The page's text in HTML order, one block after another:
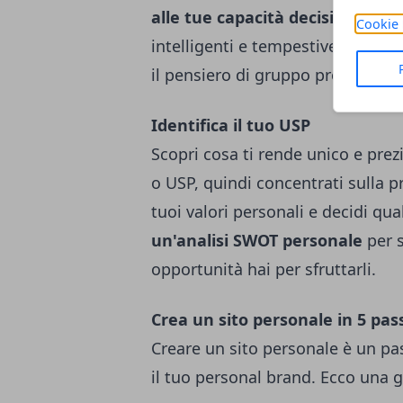
Cookie
alle tue capacità decisionali.
intelligenti e tempestive che
il pensiero di gruppo
Identifica il tuo USP
Scopri cosa ti rende unico e
o USP, quindi concentrati sulla
tuoi valori personali e decidi
un'analisi SWOT personale per
opportunità hai per sfruttarli.
Crea un sito personale in 5
Creare un sito personale è un
il tuo personal brand. Ecco una